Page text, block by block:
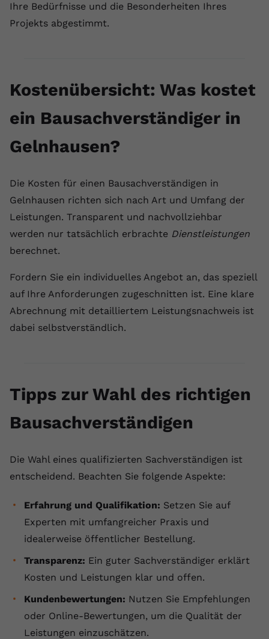
Ihre Bedürfnisse und die Besonderheiten Ihres
Projekts abgestimmt.
Kostenübersicht: Was kostet
ein Bausachverständiger in
Gelnhausen?
Die Kosten für einen Bausachverständigen in
Gelnhausen richten sich nach Art und Umfang der
Leistungen. Transparent und nachvollziehbar
werden nur tatsächlich erbrachte Dienstleistungen
berechnet.
Fordern Sie ein individuelles Angebot an, das speziell
auf Ihre Anforderungen zugeschnitten ist. Eine klare
Abrechnung mit detailliertem Leistungsnachweis ist
dabei selbstverständlich.
Tipps zur Wahl des richtigen
Bausachverständigen
Die Wahl eines qualifizierten Sachverständigen ist
entscheidend. Beachten Sie folgende Aspekte:
Erfahrung und Qualifikation: Setzen Sie auf
Experten mit umfangreicher Praxis und
idealerweise öffentlicher Bestellung.
Transparenz: Ein guter Sachverständiger erklärt
Kosten und Leistungen klar und offen.
Kundenbewertungen: Nutzen Sie Empfehlungen
oder Online-Bewertungen, um die Qualität der
Leistungen einzuschätzen.